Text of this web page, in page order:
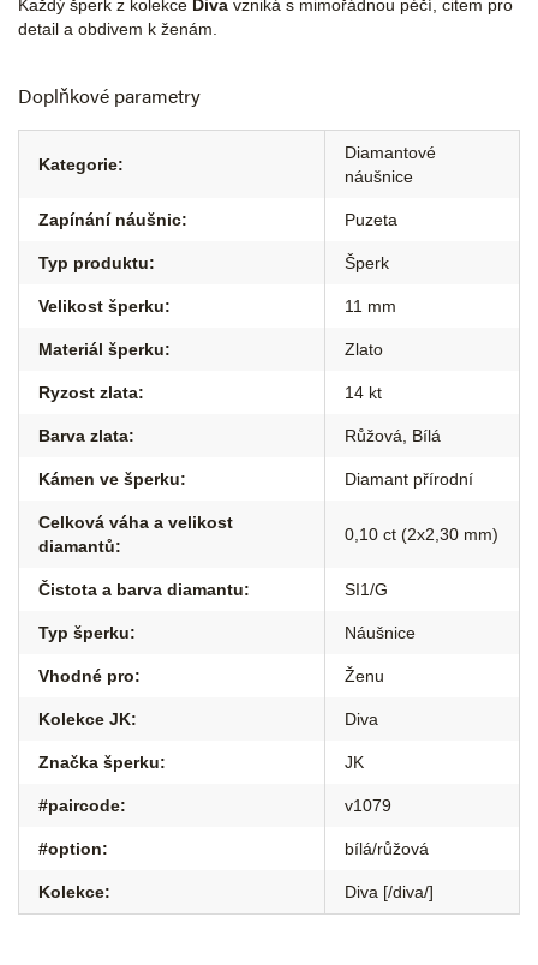
Každý šperk z kolekce Diva vzniká s mimořádnou péčí, citem pro
detail a obdivem k ženám.
Doplňkové parametry
Kategorie:
Diamantové
náušnice
Zapínání náušnic: Puzeta
Typ produktu: Šperk
Velikost šperku: 11 mm
Materiál šperku: Zlato
Ryzost zlata: 14 kt
Barva zlata: Růžová Bílá
Kámen ve šperku: Diamant přírodní
Celková váha a velikost
diamantů:
0,10 ct (2x2,30 mm)
Čistota a barva diamantu: SI1/G
Typ šperku: Náušnice
Vhodné pro: Ženu
Kolekce JK: Diva
Značka šperku: JK
#paircode: v1079
#option: bílá/růžová
Kolekce: Diva [/diva/]